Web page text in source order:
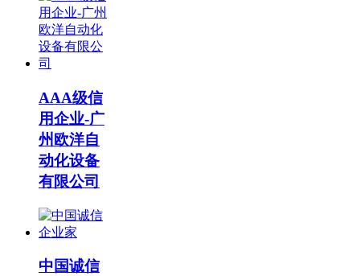
AAA级信
用企业-广
州欧洋自
动化设备
有限公司
中国诚信